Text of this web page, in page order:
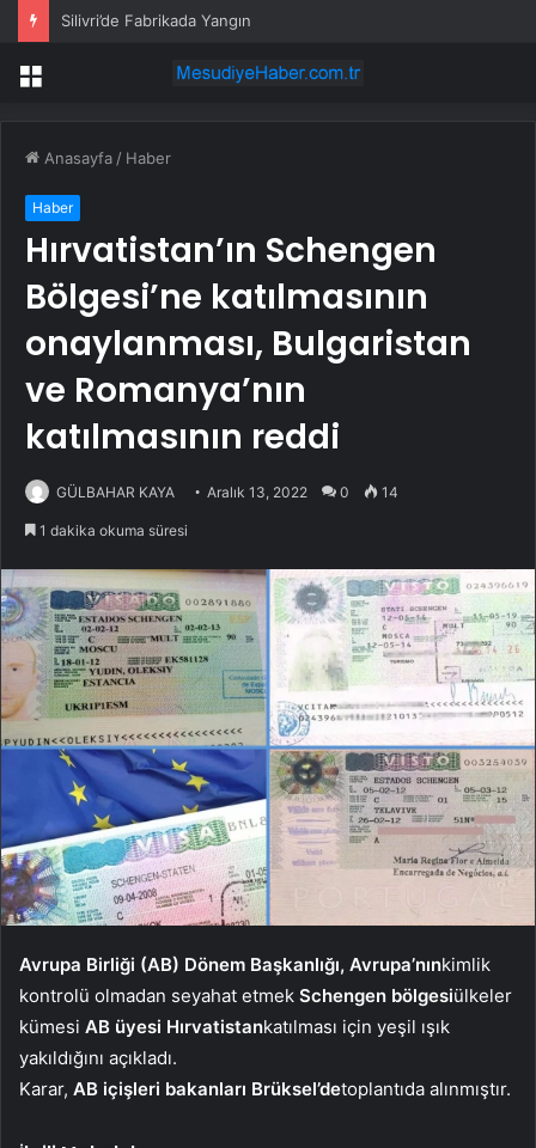
Silivri’de Fabrikada Yangın
Menü
Anasayfa / Haber
Haber
Hırvatistan’ın Schengen
Bölgesi’ne katılmasının
onaylanması, Bulgaristan
ve Romanya’nın
katılmasının reddi
GÜLBAHAR KAYA Aralık 13, 2022 0 14
1 dakika okuma süresi
Avrupa Birliği (AB) Dönem Başkanlığı, Avrupa’nınkimlik
kontrolü olmadan seyahat etmek Schengen bölgesiülkeler
kümesi AB üyesi Hırvatistankatılması için yeşil ışık
yakıldığını açıkladı.
Karar, AB içişleri bakanları Brüksel’detoplantıda alınmıştır.